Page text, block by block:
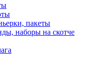
пакеты
наборы на скотче